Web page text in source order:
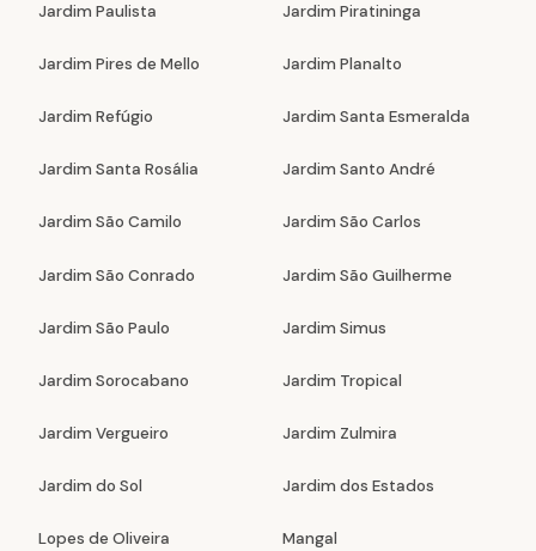
Jardim Paulista Jardim Piratininga
Jardim Pires de Mello Jardim Planalto
Jardim Refúgio Jardim Santa Esmeralda
Jardim Santa Rosália Jardim Santo André
Jardim São Camilo Jardim São Carlos
Jardim São Conrado Jardim São Guilherme
Jardim São Paulo Jardim Simus
Jardim Sorocabano Jardim Tropical
Jardim Vergueiro Jardim Zulmira
Jardim do Sol Jardim dos Estados
Lopes de Oliveira Mangal